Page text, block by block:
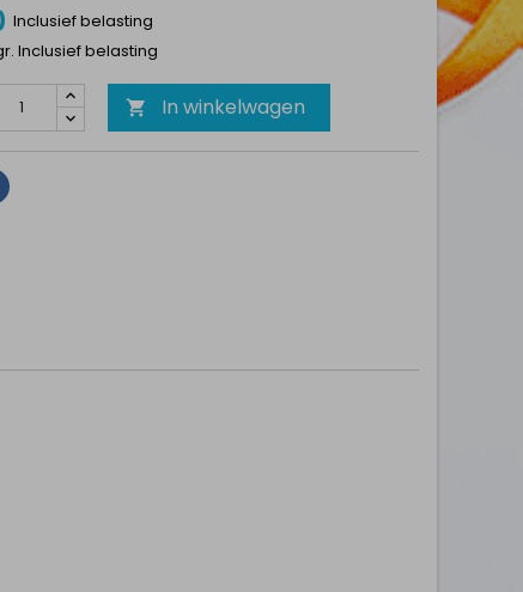
Inclusief belasting
Inclusief belasting
 In winkelwagen